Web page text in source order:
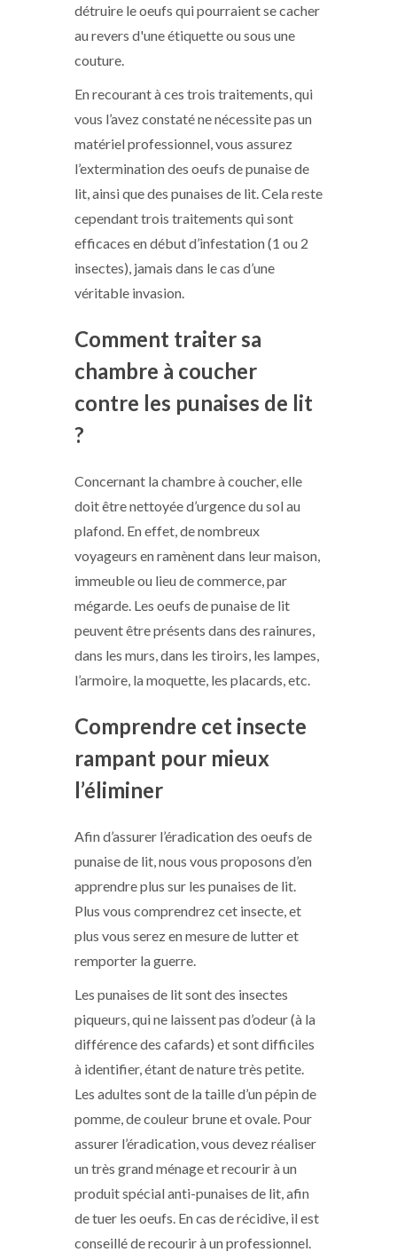
détruire le oeufs qui pourraient se cacher
au revers d'une étiquette ou sous une
couture.
En recourant à ces trois traitements, qui
vous l’avez constaté ne nécessite pas un
matériel professionnel, vous assurez
l’extermination des oeufs de punaise de
lit, ainsi que des punaises de lit. Cela reste
cependant trois traitements qui sont
efficaces en début d’infestation (1 ou 2
insectes), jamais dans le cas d’une
véritable invasion.
Comment traiter sa
chambre à coucher
contre les punaises de lit
?
Concernant la chambre à coucher, elle
doit être nettoyée d’urgence du sol au
plafond. En effet, de nombreux
voyageurs en ramènent dans leur maison,
immeuble ou lieu de commerce, par
mégarde. Les oeufs de punaise de lit
peuvent être présents dans des rainures,
dans les murs, dans les tiroirs, les lampes,
l’armoire, la moquette, les placards, etc.
Comprendre cet insecte
rampant pour mieux
l’éliminer
Afin d’assurer l’éradication des oeufs de
punaise de lit, nous vous proposons d’en
apprendre plus sur les punaises de lit.
Plus vous comprendrez cet insecte, et
plus vous serez en mesure de lutter et
remporter la guerre.
Les punaises de lit sont des insectes
piqueurs, qui ne laissent pas d’odeur (à la
différence des cafards) et sont difficiles
à identifier, étant de nature très petite.
Les adultes sont de la taille d’un pépin de
pomme, de couleur brune et ovale. Pour
assurer l’éradication, vous devez réaliser
un très grand ménage et recourir à un
produit spécial anti-punaises de lit, afin
de tuer les oeufs. En cas de récidive, il est
conseillé de recourir à un professionnel.